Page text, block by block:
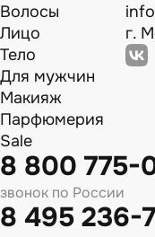
Волосы
Лицо
Тело
Для мужчин
Макияж
Парфюмерия
Sale
г.
8 800 775-
звонок по России
8 495 236-